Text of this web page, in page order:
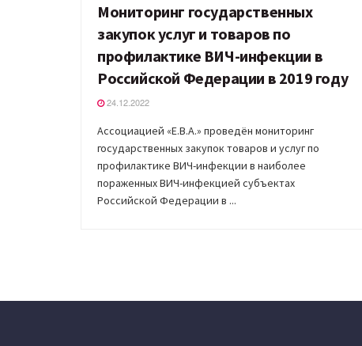
Мониторинг государственных
закупок услуг и товаров по
профилактике ВИЧ-инфекции в
Российской Федерации в 2019 году
24.12.2022
Ассоциацией «Е.В.А.» проведён мониторинг
государственных закупок товаров и услуг по
профилактике ВИЧ-инфекции в наиболее
пораженных ВИЧ-инфекцией субъектах
Российской Федерации в ...